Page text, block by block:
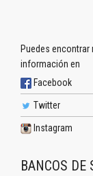
Puedes encontrar
información en
Facebook
Twitter
Instagram
BANCOS DE